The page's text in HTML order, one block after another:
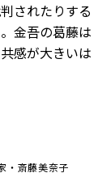
されたりする
金吾の葛藤は
感が大きいは
斎藤美奈子